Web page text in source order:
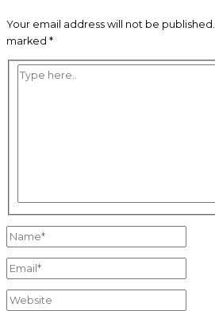
Your email address will not be published.
marked *
Type
Name*
Email*
Website